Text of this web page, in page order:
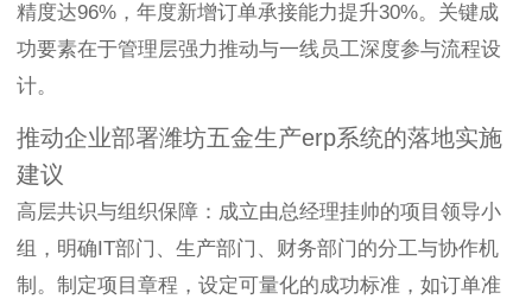
精度达96%，年度新增订单承接能力提升30%。关键成
功要素在于管理层强力推动与一线员工深度参与流程设
计。
推动企业部署潍坊五金生产erp系统的落地实施
建议
高层共识与组织保障：成立由总经理挂帅的项目领导小
组，明确IT部门、生产部门、财务部门的分工与协作机
制。制定项目章程，设定可量化的成功标准，如订单准